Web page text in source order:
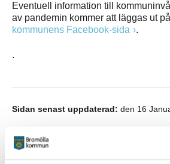
Eventuell information till
av pandemin kommer att läggas ut på
kommunens Facebook-sida
.
.
Sidan senast uppdaterad: den 16
Tipsa och dela sidan